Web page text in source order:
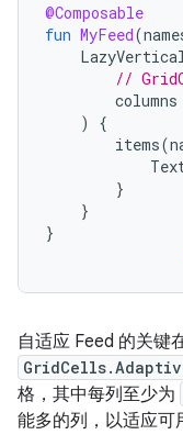
@Composable
fun MyFeed(
//
columns
)
{
items(
}
}
}
自适应 Feed 的关键
格，其中每列至少为
能多的列，以适应可